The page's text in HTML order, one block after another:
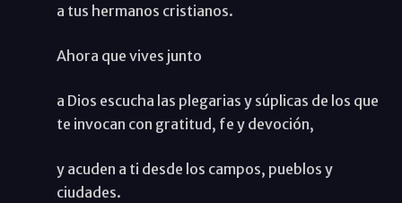
a tus hermanos cristianos.
Ahora que vives junto
a Dios escucha las plegarias y súplicas de los que
te invocan con gratitud, fe y devoción,
y acuden a ti desde los campos, pueblos y
ciudades.